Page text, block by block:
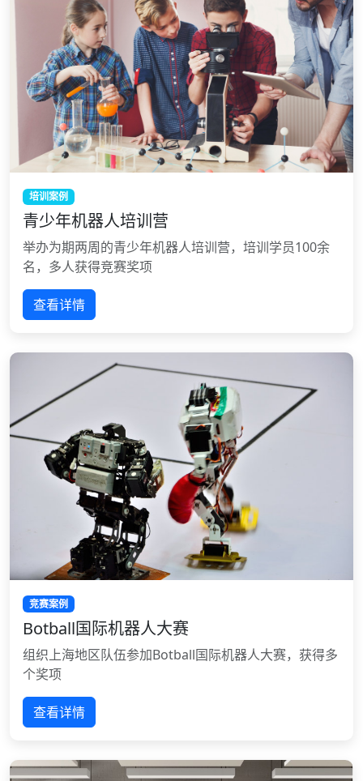
培训案例
青少年机器人培训营
举办为期两周的青少年机器人培训营，培训学员100余
名，多人获得竞赛奖项
查看详情
竞赛案例
Botball国际机器人大赛
组织上海地区队伍参加Botball国际机器人大赛，获得多
个奖项
查看详情